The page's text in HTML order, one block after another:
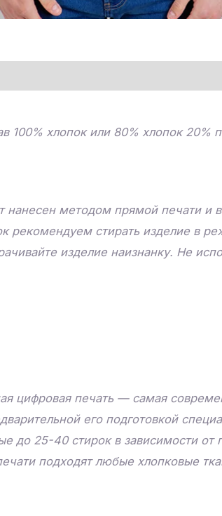
100% хлопок или 80% хлопок 20%
нанесен методом прямой печати и
рекомендуем стирать изделие в
изделие наизнанку. Не
цифровая печать — самая
его подготовкой
до 25-40 стирок в зависимости от
подходят любые хлопковые